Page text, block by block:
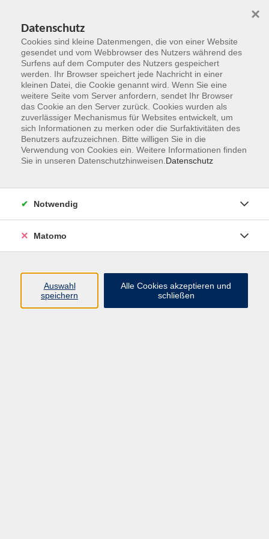
Zum Hauptinhalt springen
Der Kurs konnte nicht gefunden werden.
Erich-Kästner-Str. 5
65232 Taunusstein
info@vhs-rtk.de
Tel: 06128-92770
Datenschutz
Cookies sind kleine Datenmengen, die von einer Website
gesendet und vom Webbrowser des Nutzers während des
Surfens auf dem Computer des Nutzers gespeichert
werden. Ihr Browser speichert jede Nachricht in einer
kleinen Datei, die Cookie genannt wird. Wenn Sie eine
weitere Seite vom Server anfordern, sendet Ihr Browser
das Cookie an den Server zurück. Cookies wurden als
zuverlässiger Mechanismus für Websites entwickelt, um
sich Informationen zu merken oder die Surfaktivitäten des
Benutzers aufzuzeichnen. Bitte willigen Sie in die
Verwendung von Cookies ein. Weitere Informationen finden
Sie in unseren Datenschutzhinweisen. Datenschutz
×
Notwendig
Matomo
Auswahl
speichern
Alle Cookies akzeptieren und
schließen